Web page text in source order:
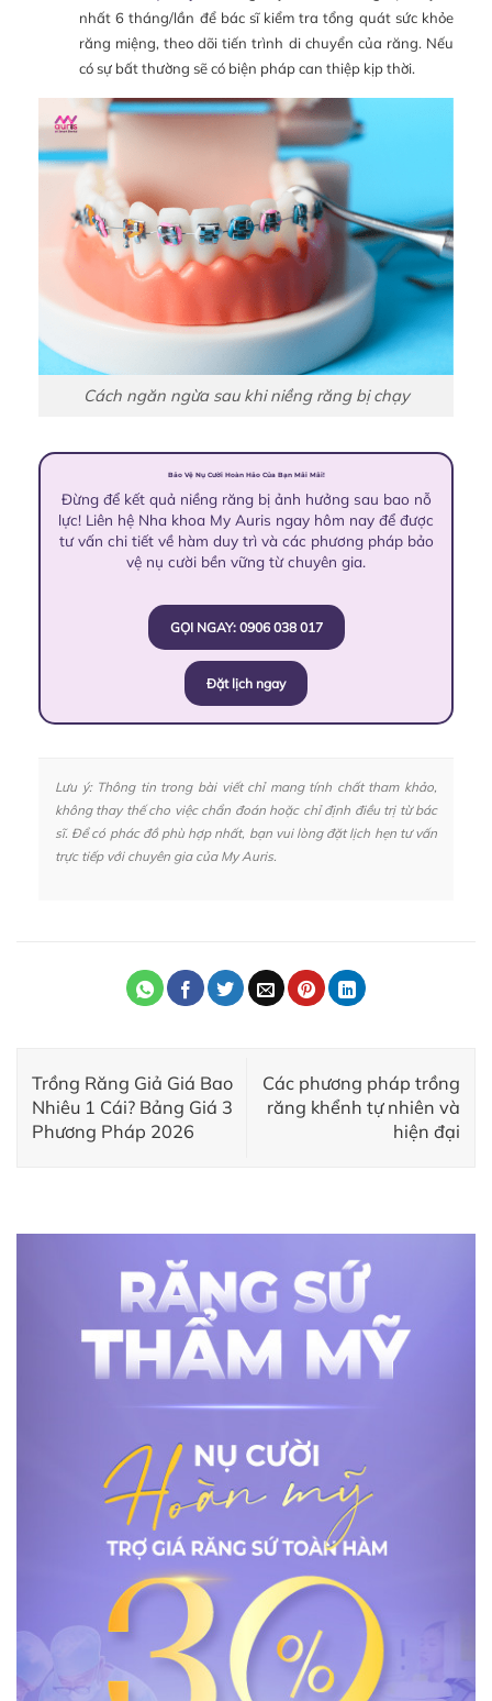
nhất 6 tháng/lần để bác sĩ kiểm tra tổng quát sức khỏe
răng miệng, theo dõi tiến trình di chuyển của răng. Nếu
có sự bất thường sẽ có biện pháp can thiệp kịp thời.
Cách ngăn ngừa sau khi niềng răng bị chạy
Bảo Vệ Nụ Cười Hoàn Hảo Của Bạn Mãi Mãi!
Đừng để kết quả niềng răng bị ảnh hưởng sau bao nỗ
lực! Liên hệ Nha khoa My Auris ngay hôm nay để được
tư vấn chi tiết về hàm duy trì và các phương pháp bảo
vệ nụ cười bền vững từ chuyên gia.
GỌI NGAY: 0906 038 017
Đặt lịch ngay
Lưu ý: Thông tin trong bài viết chỉ mang tính chất tham khảo,
không thay thế cho việc chẩn đoán hoặc chỉ định điều trị từ bác
sĩ. Để có phác đồ phù hợp nhất, bạn vui lòng đặt lịch hẹn tư vấn
trực tiếp với chuyên gia của My Auris.
Trồng Răng Giả Giá Bao
Nhiêu 1 Cái? Bảng Giá 3
Phương Pháp 2026
Các phương pháp trồng
răng khểnh tự nhiên và
hiện đại